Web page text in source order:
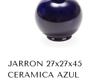
JARRON 27x27x45
CERAMICA AZUL